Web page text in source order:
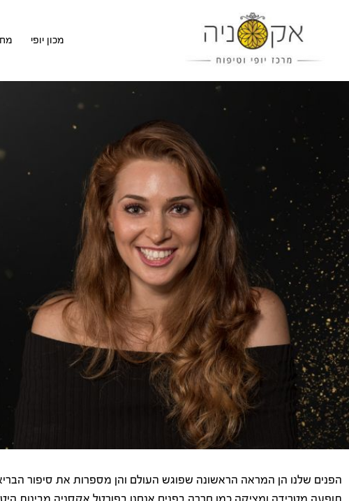
מכון יופי
הפנים שלנו הן המראה הראשונה שפוגש העולם והן מספרות את סיפור